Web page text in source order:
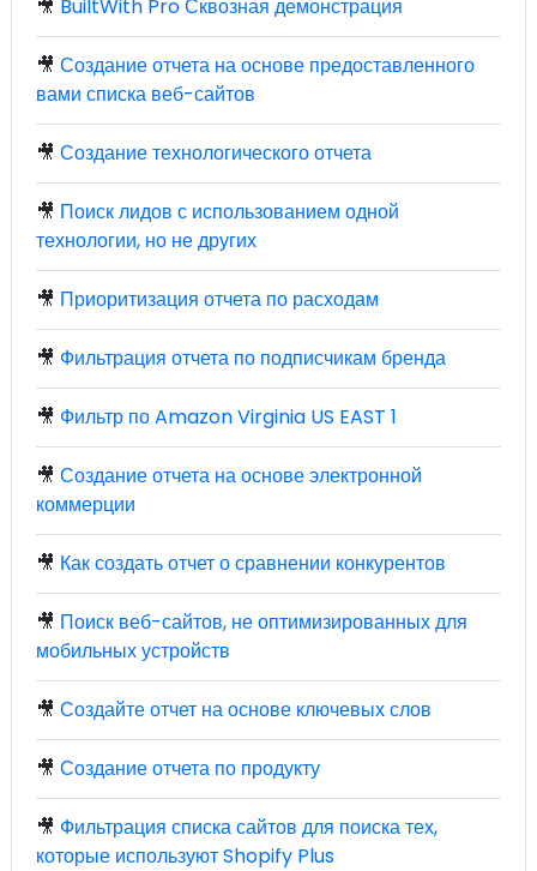
🎥 BuiltWith Pro Сквозная демонстрация
🎥 Создание отчета на основе предоставленного
вами списка веб-сайтов
🎥 Создание технологического отчета
🎥 Поиск лидов с использованием одной
технологии, но не других
🎥 Приоритизация отчета по расходам
🎥 Фильтрация отчета по подписчикам бренда
🎥 Фильтр по Amazon Virginia US EAST 1
🎥 Создание отчета на основе электронной
коммерции
🎥 Как создать отчет о сравнении конкурентов
🎥 Поиск веб-сайтов, не оптимизированных для
мобильных устройств
🎥 Создайте отчет на основе ключевых слов
🎥 Создание отчета по продукту
🎥 Фильтрация списка сайтов для поиска тех,
которые используют Shopify Plus